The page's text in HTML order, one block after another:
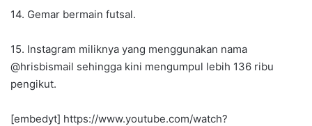
14. Gemar bermain futsal.
15. Instagram miliknya yang menggunakan nama
@hrisbismail sehingga kini mengumpul lebih 136 ribu
pengikut.
[embedyt] https://www.youtube.com/watch?